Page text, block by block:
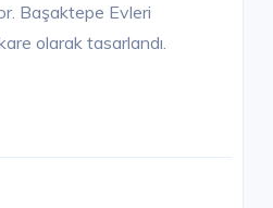
Başaktepe Evleri
olarak tasarlandı.